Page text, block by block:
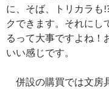
に、そば、トリカラも
クできます。それにし
るって大事ですよね！
いい感じです。
併設の購買では文房